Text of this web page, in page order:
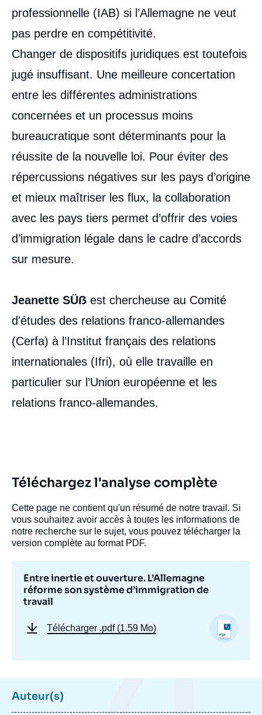
professionnelle (IAB) si l’Allemagne ne veut
pas perdre en compétitivité.
Changer de dispositifs juridiques est toutefois
jugé insuffisant. Une meilleure concertation
entre les différentes administrations
concernées et un processus moins
bureaucratique sont déterminants pour la
réussite de la nouvelle loi. Pour éviter des
répercussions négatives sur les pays d’origine
et mieux maîtriser les flux, la collaboration
avec les pays tiers permet d’offrir des voies
d’immigration légale dans le cadre d’accords
sur mesure.
Jeanette SÜẞ est chercheuse au Comité
d'études des relations franco-allemandes
(Cerfa) à l’Institut français des relations
internationales (Ifri), où elle travaille en
particulier sur l’Union européenne et les
relations franco-allemandes.
Téléchargez l'analyse complète
Cette page ne contient qu'un résumé de notre travail. Si
vous souhaitez avoir accès à toutes les informations de
notre recherche sur le sujet, vous pouvez télécharger la
version complète au format PDF.
Entre inertie et ouverture. L’Allemagne
réforme son système d’immigration de
travail
Télécharger .pdf (1.59 Mo)
Auteur(s)
de